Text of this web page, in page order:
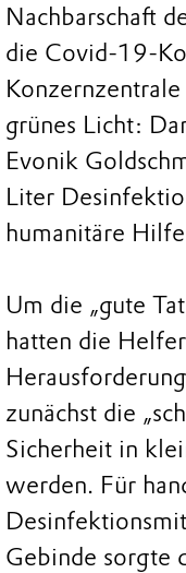
Nachbarschaft
die Covid-19-
grünes Licht:
Evonik
Liter
humanitäre
Um die „gute
hatten die
zunächst die
Sicherheit in
werden. Für
Gebinde sorgte